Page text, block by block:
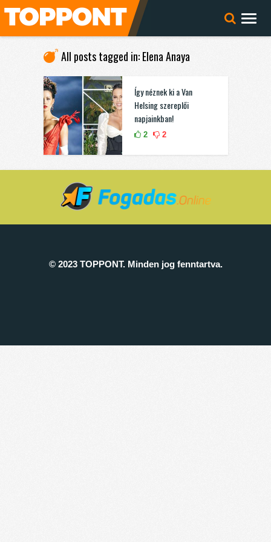
All posts tagged in: Elena Anaya
Így néznek ki a Van
Helsing szereplői
napjainkban!
2 2
© 2023 TOPPONT. Minden jog fenntartva.